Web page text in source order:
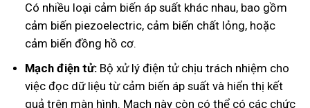
Có nhiều loại cảm biến áp suất khác nhau, bao gồm
cảm biến piezoelectric, cảm biến chất lỏng, hoặc
cảm biến đồng hồ cơ.
Mạch điện tử:Bộ xử lý điện tử chịu trách nhiệm cho
việc đọc dữ liệu từ cảm biến áp suất và hiển thị kết
quả trên màn hình. Mạch này còn có thể có các chức